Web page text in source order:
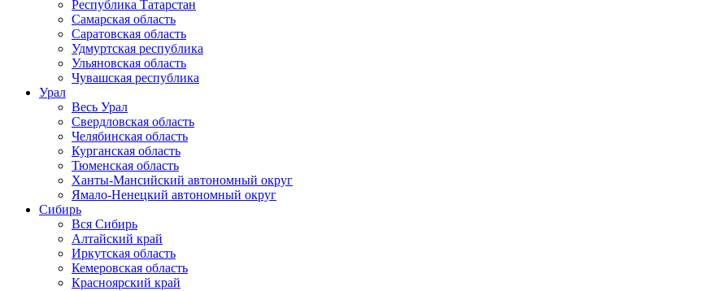
Республика Татарстан
Самарская область
Саратовская область
Удмуртская республика
Ульяновская область
Чувашская республика
Урал
Весь Урал
Свердловская область
Челябинская область
Курганская область
Тюменская область
Ханты-Мансийский автономный округ
Ямало-Ненецкий автономный округ
Сибирь
Вся Сибирь
Алтайский край
Иркутская область
Кемеровская область
Красноярский край